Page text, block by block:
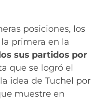
posiciones, los
primera en la
sus partidos por
que se logró el
idea de Tuchel por
muestre en